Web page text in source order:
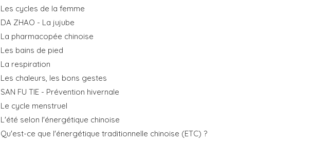
Les cycles de la femme
DA ZHAO - La jujube
La pharmacopée chinoise
Les bains de pied
La respiration
Les chaleurs, les bons gestes
SAN FU TIE - Prévention hivernale
Le cycle menstruel
L'été selon l'énergétique chinoise
Qu'est-ce que l'énergétique traditionnelle chinoise (ETC) ?